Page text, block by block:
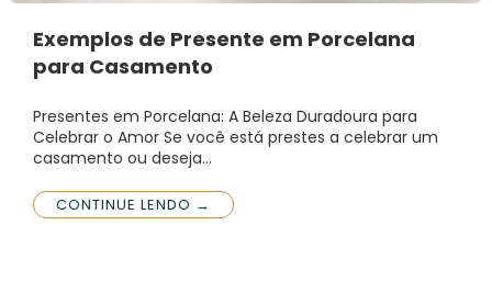
Exemplos de Presente em Porcelana
para Casamento
Presentes em Porcelana: A Beleza Duradoura para
Celebrar o Amor Se você está prestes a celebrar um
casamento ou deseja…
CONTINUE LENDO →